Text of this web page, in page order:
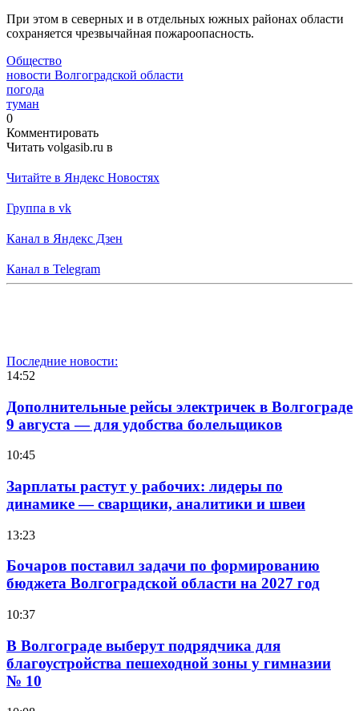
При этом в северных и в отдельных южных районах области
сохраняется чрезвычайная пожароопасность.
Общество
новости Волгоградской области
погода
туман
0
Комментировать
Читать volgasib.ru в
Читайте в Яндекс Новостях
Группа в vk
Канал в Яндекс Дзен
Канал в Telegram
Последние новости:
14:52
Дополнительные рейсы электричек в Волгограде
9 августа — для удобства болельщиков
10:45
Зарплаты растут у рабочих: лидеры по
динамике — сварщики, аналитики и швеи
13:23
Бочаров поставил задачи по формированию
бюджета Волгоградской области на 2027 год
10:37
В Волгограде выберут подрядчика для
благоустройства пешеходной зоны у гимназии
№ 10